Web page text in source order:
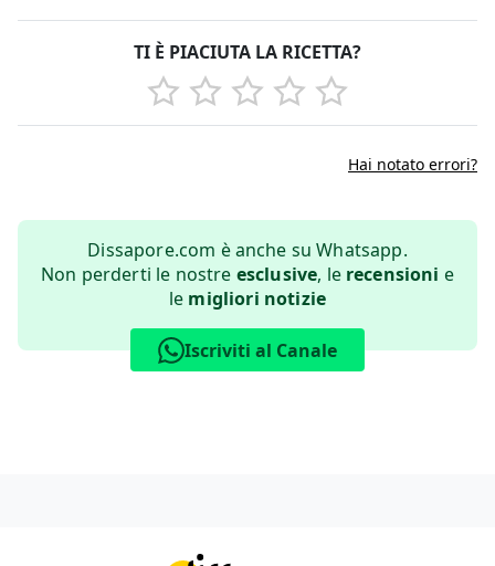
TI È PIACIUTA LA RICETTA?
Hai notato errori?
Dissapore.com è anche su Whatsapp.
Non perderti le nostre esclusive, le recensioni e
le migliori notizie
Iscriviti al Canale